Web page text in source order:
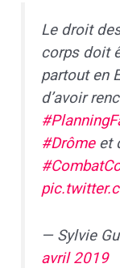
Le droit
corps doit
partout en
d’avoir
#Drômeet
— Sylvie
avril 2019